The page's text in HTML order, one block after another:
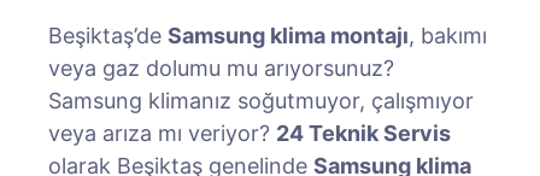
Beşiktaş’de Samsung klima montajı, bakımı
veya gaz dolumu mu arıyorsunuz?
Samsung klimanız soğutmuyor, çalışmıyor
veya arıza mı veriyor? 24 Teknik Servis
olarak Beşiktaş genelinde Samsung klima